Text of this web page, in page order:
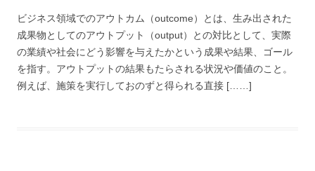
ビジネス領域でのアウトカム（outcome）とは、生み出された
成果物としてのアウトプット（output）との対比として、実際
の業績や社会にどう影響を与えたかという成果や結果、ゴール
を指す。アウトプットの結果もたらされる状況や価値のこと。
例えば、施策を実行しておのずと得られる直接 [……]